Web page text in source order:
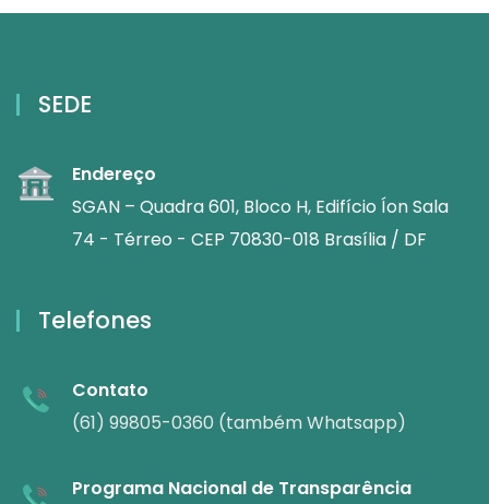
SEDE
Endereço
SGAN – Quadra 601, Bloco H, Edifício Íon Sala
74 - Térreo - CEP 70830-018 Brasília / DF
Telefones
Contato
(61) 99805-0360 (também Whatsapp)
Programa Nacional de Transparência